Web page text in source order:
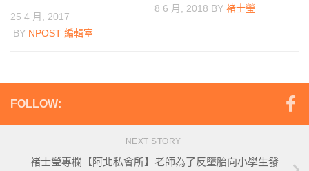
25 4 月, 2017
BY NPOST 編輯室
8 6 月, 2018 BY 褚士瑩
FOLLOW:
NEXT STORY
褚士瑩專欄【阿北私會所】老師為了反墮胎向小學生發